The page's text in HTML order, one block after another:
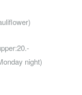
night)